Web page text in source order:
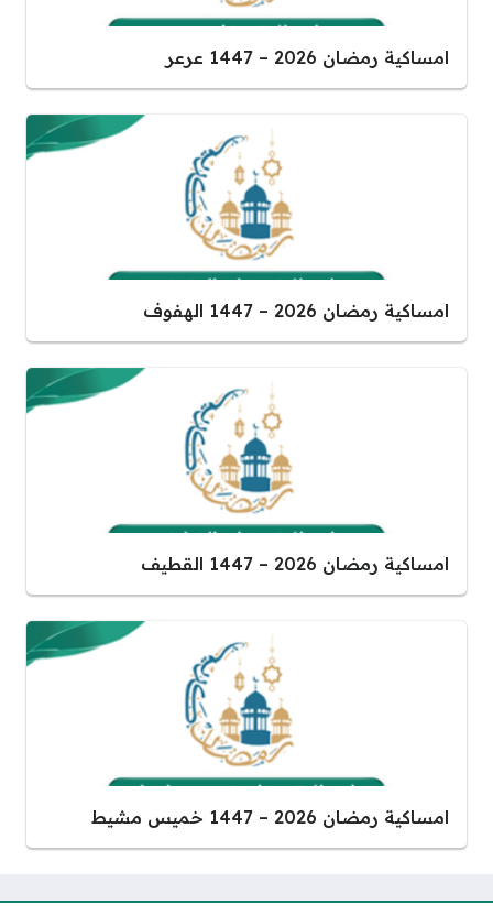
امساكية رمضان 2026 – 1447 عرعر
امساكية رمضان 2026 – 1447 الهفوف
امساكية رمضان 2026 – 1447 القطيف
امساكية رمضان 2026 – 1447 خميس مشيط